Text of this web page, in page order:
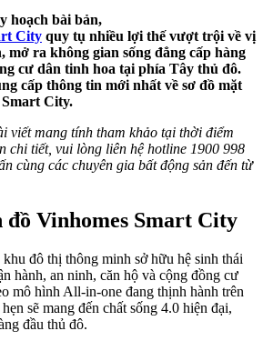
hoạch bài bản,
City quy tụ nhiều lợi thế vượt trội về vị
mở ra không gian sống đẳng cấp hàng
cư dân tinh hoa tại phía Tây thủ đô.
cấp thông tin mới nhất về sơ đồ mặt
City.
viết mang tính tham khảo tại thời điểm
chi tiết, vui lòng liên hệ hotline 1900 998
cùng các chuyên gia bất động sản đến từ
đồ Vinhomes Smart City
đô thị thông minh sở hữu hệ sinh thái
hành, an ninh, căn hộ và cộng đồng cư
mô hình All-in-one đang thịnh hành trên
sẽ mang đến chất sống 4.0 hiện đại,
đầu thủ đô.